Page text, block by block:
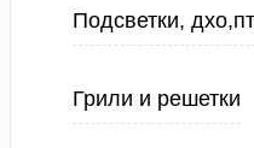
Подсветки,
Грили и решетки